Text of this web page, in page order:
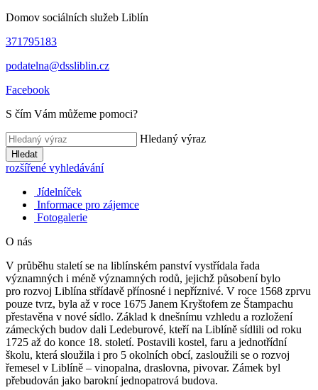
Domov sociálních služeb Liblín
371795183
podatelna@dssliblin.cz
Facebook
S čím Vám můžeme pomoci?
Hledaný výraz
Hledat
rozšířené vyhledávání
Jídelníček
Informace pro zájemce
Fotogalerie
O nás
V průběhu staletí se na liblínském panství vystřídala řada
významných i méně významných rodů, jejichž působení bylo
pro rozvoj Liblína střídavě přínosné i nepříznivé. V roce 1568 zprvu
pouze tvrz, byla až v roce 1675 Janem Kryštofem ze Štampachu
přestavěna v nové sídlo. Základ k dnešnímu vzhledu a rozložení
zámeckých budov dali Ledeburové, kteří na Liblíně sídlili od roku
1725 až do konce 18. století. Postavili kostel, faru a jednotřídní
školu, která sloužila i pro 5 okolních obcí, zasloužili se o rozvoj
řemesel v Liblíně – vinopalna, draslovna, pivovar. Zámek byl
přebudován jako barokní jednopatrová budova.